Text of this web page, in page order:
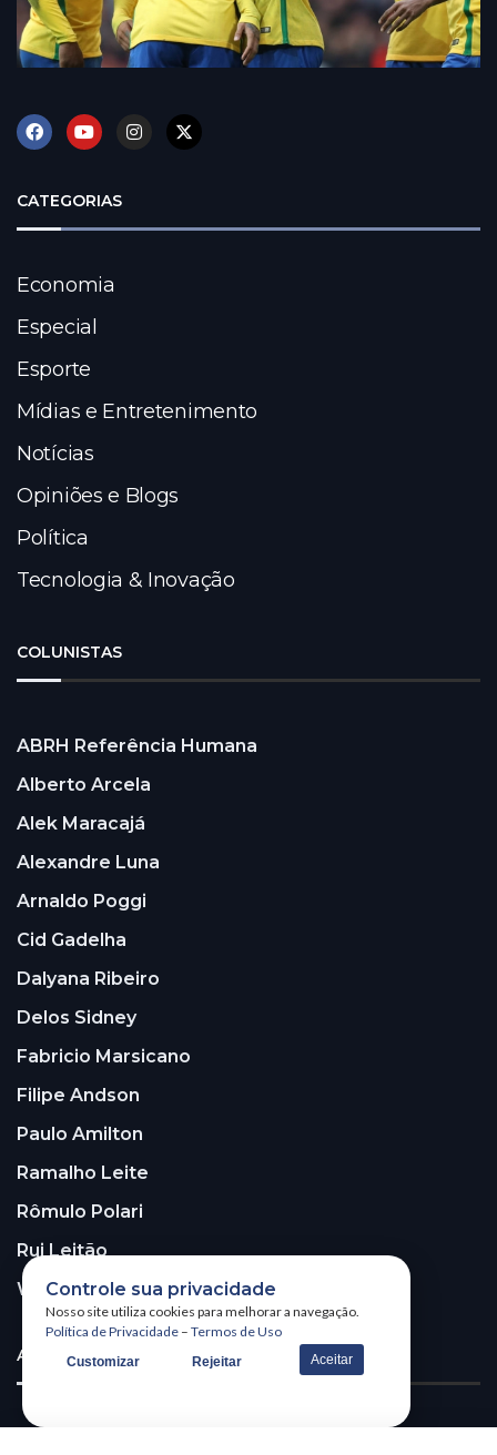
CATEGORIAS
Economia
Especial
Esporte
Mídias e Entretenimento
Notícias
Opiniões e Blogs
Política
Tecnologia & Inovação
COLUNISTAS
ABRH Referência Humana
Alberto Arcela
Alek Maracajá
Alexandre Luna
Arnaldo Poggi
Cid Gadelha
Dalyana Ribeiro
Delos Sidney
Fabricio Marsicano
Filipe Andson
Paulo Amilton
Ramalho Leite
Rômulo Polari
Rui Leitão
Walter Santos
ASSINE A NOSSA NEWSLETTER!
Controle sua privacidade
Nosso site utiliza cookies para melhorar a navegação.
Política de Privacidade – Termos de Uso
Customizar Rejeitar Aceitar